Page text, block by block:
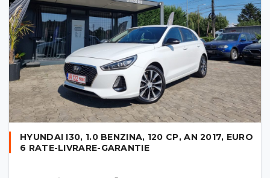
HYUNDAI I30, 1.0 BENZINA, 120 CP, AN 2017, EURO
6 RATE-LIVRARE-GARANTIE